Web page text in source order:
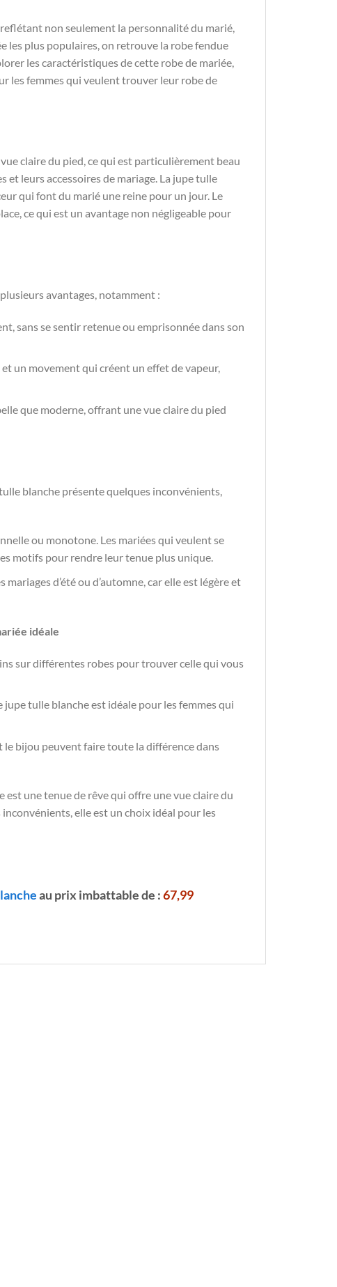
non seulement la personnalité du marié,
les plus populaires, on retrouve la robe fendue
les caractéristiques de cette robe de mariée,
les femmes qui veulent trouver leur robe de
claire du pied, ce qui est particulièrement beau
leurs accessoires de mariage. La jupe tulle
qui font du marié une reine pour un jour. Le
ce qui est un avantage non négligeable pour
avantages, notamment :
sans se sentir retenue ou emprisonnée dans son
un movement qui créent un effet de vapeur,
que moderne, offrant une vue claire du pied
blanche présente quelques inconvénients,
ou monotone. Les mariées qui veulent se
motifs pour rendre leur tenue plus unique.
d’été ou d’automne, car elle est légère et
idéale
sur différentes robes pour trouver celle qui vous
jupe tulle blanche est idéale pour les femmes qui
le bijou peuvent faire toute la différence dans
est une tenue de rêve qui offre une vue claire du
elle est un choix idéal pour les
au prix imbattable de :67,99